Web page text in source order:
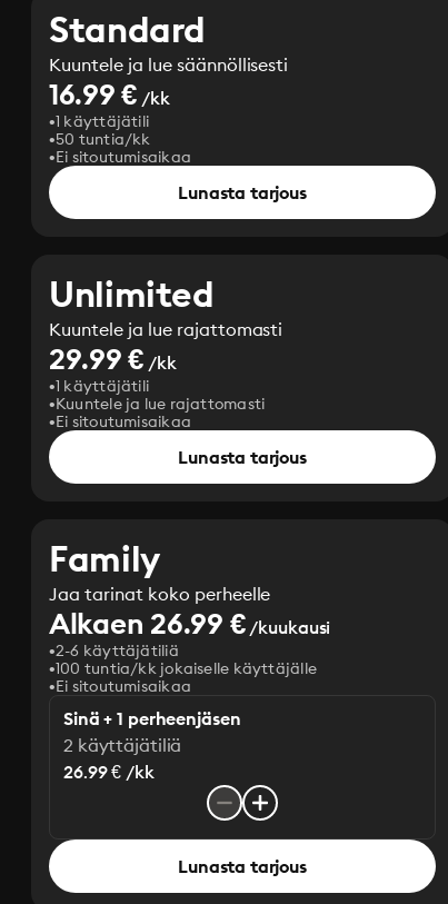
Standard
Kuuntele ja lue säännöllisesti
16.99 € /kk
1 käyttäjätili
50 tuntia/kk
Ei sitoutumisaikaa
Lunasta tarjous
Unlimited
Kuuntele ja lue rajattomasti
29.99 € /kk
1 käyttäjätili
Kuuntele ja lue rajattomasti
Ei sitoutumisaikaa
Lunasta tarjous
Family
Jaa tarinat koko perheelle
Alkaen 26.99 €/kuukausi
2-6 käyttäjätiliä
100 tuntia/kk jokaiselle käyttäjälle
Ei sitoutumisaikaa
Sinä + 1 perheenjäsen
2 käyttäjätiliä
26.99 € /kk
Lunasta tarjous